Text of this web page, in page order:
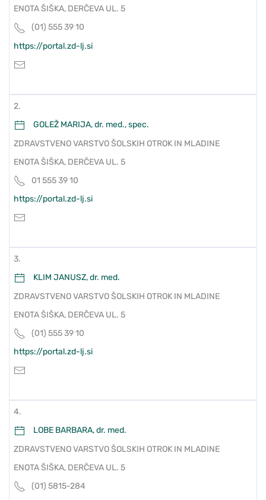
ENOTA ŠIŠKA, DERČEVA UL. 5
(01) 555 39 10
https://portal.zd-lj.si
2.
GOLEŽ MARIJA, dr. med., spec.
ZDRAVSTVENO VARSTVO ŠOLSKIH OTROK IN MLADINE
ENOTA ŠIŠKA, DERČEVA UL. 5
01 555 39 10
https://portal.zd-lj.si
3.
KLIM JANUSZ, dr. med.
ZDRAVSTVENO VARSTVO ŠOLSKIH OTROK IN MLADINE
ENOTA ŠIŠKA, DERČEVA UL. 5
(01) 555 39 10
https://portal.zd-lj.si
4.
LOBE BARBARA, dr. med.
ZDRAVSTVENO VARSTVO ŠOLSKIH OTROK IN MLADINE
ENOTA ŠIŠKA, DERČEVA UL. 5
(01) 5815-284